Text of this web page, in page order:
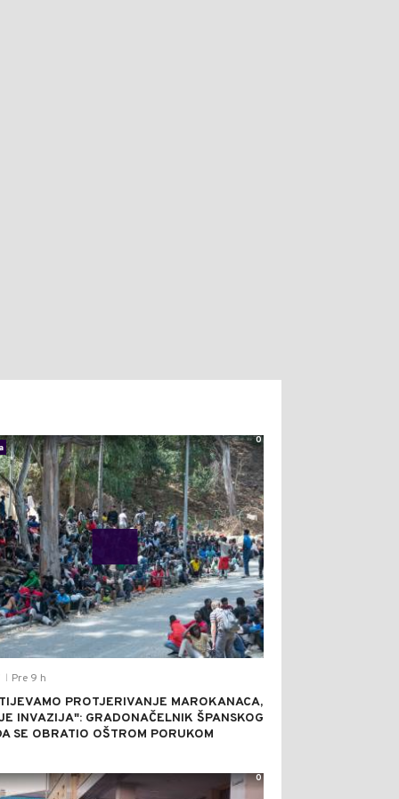
Pre 9 h
PROTJERIVANJE MAROKANACA,
INVAZIJA": GRADONAČELNIK ŠPANSKOG
SE OBRATIO OŠTROM PORUKOM
0
0